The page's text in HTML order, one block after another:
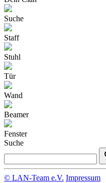
Suche
Staff
Stuhl
Tür
Wand
Beamer
Fenster
Suche
© LAN-Team e.V. Impressum